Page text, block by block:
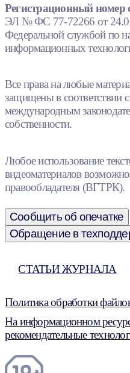
Регистрационный номер
ЭЛ № ФС 77-72266 от
Федеральной службой по
информационных
Все права на любые
защищены в соответствии
международным
собственности.
Любое использование
видеоматериалов возможно
правообладателя (ВГТРК).
Сообщить об опечатке
Обращение в
СТАТЬИ ЖУРНАЛА
Политика обработки
На информационном
рекомендательные